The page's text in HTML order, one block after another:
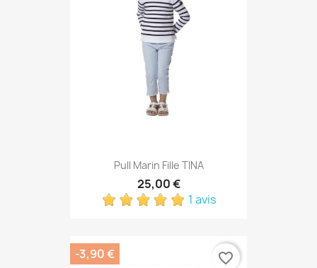
Pull Marin Fille TINA
25,00 €
1 avis
-3,90 €
favorite_border